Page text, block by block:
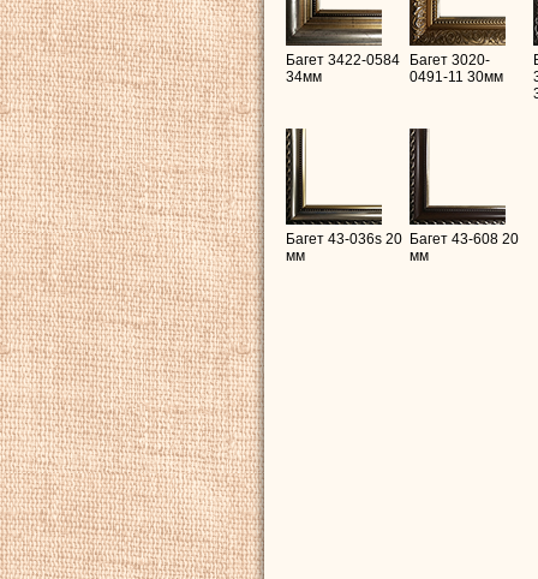
Багет 3422-0584
34мм
Багет 3020-
0491-11 30мм
Багет 43-036s 20
мм
Багет 43-608 20
мм